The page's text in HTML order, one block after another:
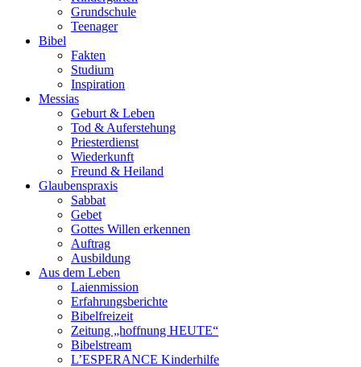
Grundschule
Teenager
Bibel
Fakten
Studium
Inspiration
Messias
Geburt & Leben
Tod & Auferstehung
Priesterdienst
Wiederkunft
Freund & Heiland
Glaubenspraxis
Sabbat
Gebet
Gottes Willen erkennen
Auftrag
Ausbildung
Aus dem Leben
Laienmission
Erfahrungsberichte
Bibelfreizeit
Zeitung „hoffnung HEUTE“
Bibelstream
L’ESPERANCE Kinderhilfe